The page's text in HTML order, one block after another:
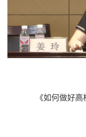
《如何做好